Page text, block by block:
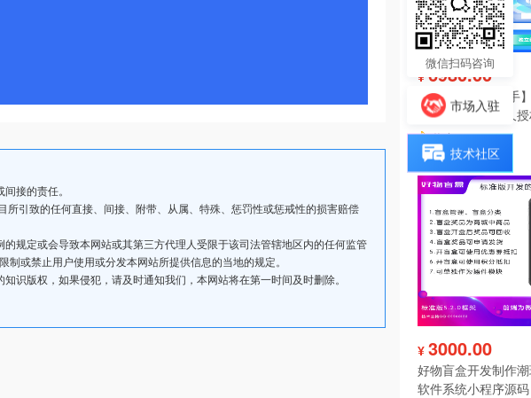
接的责任。
引致的任何直接、间接、附带、从属、特殊、惩罚性或惩戒性的损害赔偿
规定或会导致本网站或其第三方代理人受限于该司法管辖地区内的任何监管
或禁止用户使用或分发本网站所提供信息的当地的规定。
识版权，如果侵犯，请及时通知我们，本网站将在第一时间及时删除。
¥ 6980.00
【陀螺匠·企业助手
理系统独立版永久
热度 9
¥ 3000.00
好物盲盒开发制作
软件系统小程序源码
微信扫码咨询
市场入驻
技术社区